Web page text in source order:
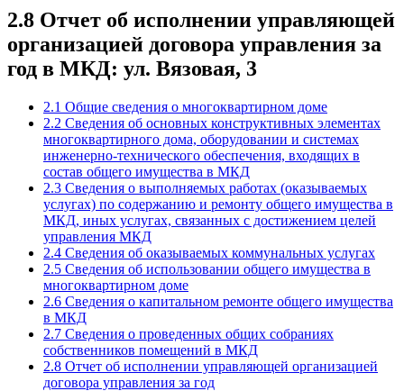
2.8 Отчет об исполнении управляющей
организацией договора управления за
год в МКД: ул. Вязовая, 3
2.1 Общие сведения о многоквартирном доме
2.2 Сведения об основных конструктивных элементах
многоквартирного дома, оборудовании и системах
инженерно-технического обеспечения, входящих в
состав общего имущества в МКД
2.3 Сведения о выполняемых работах (оказываемых
услугах) по содержанию и ремонту общего имущества в
МКД, иных услугах, связанных с достижением целей
управления МКД
2.4 Сведения об оказываемых коммунальных услугах
2.5 Сведения об использовании общего имущества в
многоквартирном доме
2.6 Сведения о капитальном ремонте общего имущества
в МКД
2.7 Сведения о проведенных общих собраниях
собственников помещений в МКД
2.8 Отчет об исполнении управляющей организацией
договора управления за год